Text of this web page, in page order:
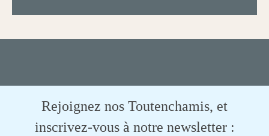
Rejoignez nos Toutenchamis, et
inscrivez-vous à notre newsletter :